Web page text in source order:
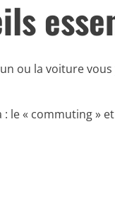
ou la voiture
le « commuting »